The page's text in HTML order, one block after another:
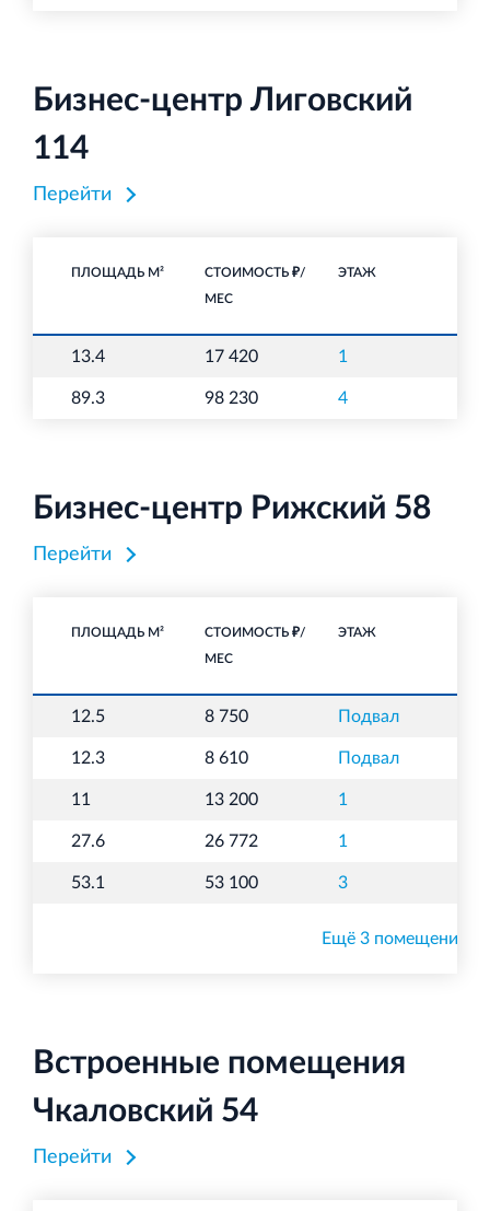
Бизнес-центр Лиговский
114
Перейти
ПЛОЩАДЬ М²
СТОИМОСТЬ ₽/
МЕС
ЭТАЖ
13.4 17 420 1
89.3 98 230 4
Бизнес-центр Рижский 58
Перейти
ПЛОЩАДЬ М²
СТОИМОСТЬ ₽/
МЕС
ЭТАЖ
12.5 8 750 Подвал
12.3 8 610 Подвал
11 13 200 1
27.6 26 772 1
53.1 53 100 3
Ещё 3 помещения
Встроенные помещения
Чкаловский 54
Перейти